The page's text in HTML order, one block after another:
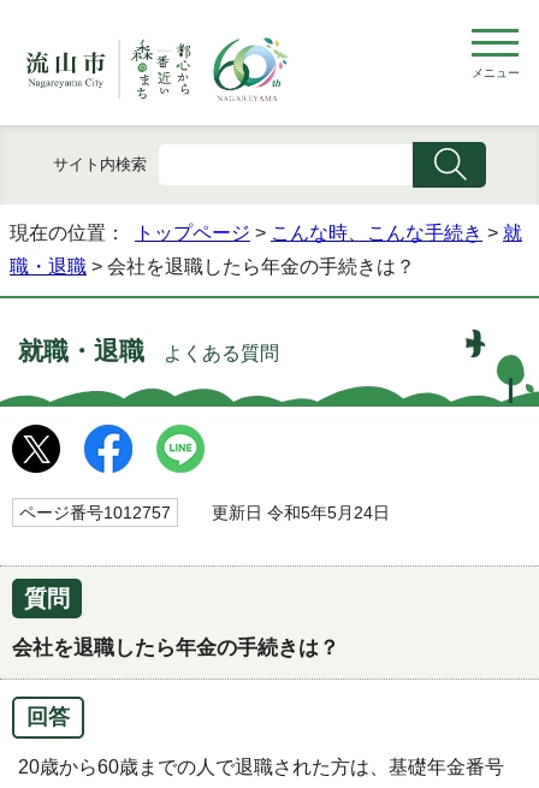
メニュー
サイト内検索
現在の位置： トップページ > こんな時、こんな手続き > 就
職・退職 > 会社を退職したら年金の手続きは？
就職・退職 よくある質問
ページ番号1012757 更新日 令和5年5月24日
質問
会社を退職したら年金の手続きは？
回答
20歳から60歳までの人で退職された方は、基礎年金番号